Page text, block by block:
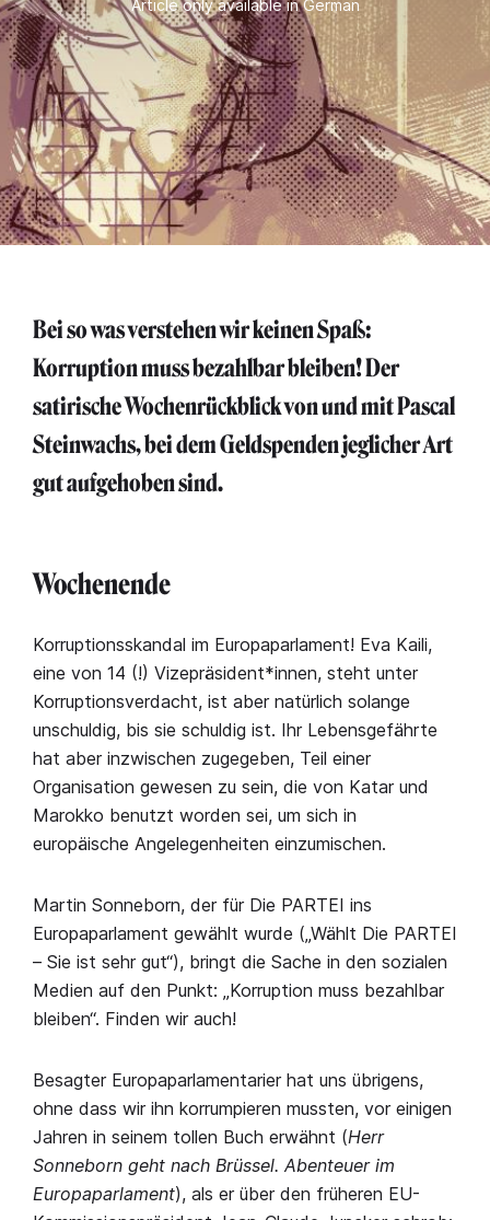
Article only available in German
Bei so was verstehen wir keinen Spaß:
Korruption muss bezahlbar bleiben! Der
satirische Wochenrückblick von und mit Pascal
Steinwachs, bei dem Geldspenden jeglicher Art
gut aufgehoben sind.
Wochenende
Korruptionsskandal im Europaparlament! Eva Kaili,
eine von 14 (!) Vizepräsident*innen, steht unter
Korruptionsverdacht, ist aber natürlich solange
unschuldig, bis sie schuldig ist. Ihr Lebensgefährte
hat aber inzwischen zugegeben, Teil einer
Organisation gewesen zu sein, die von Katar und
Marokko benutzt worden sei, um sich in
europäische Angelegenheiten einzumischen.
Martin Sonneborn, der für Die PARTEI ins
Europaparlament gewählt wurde („Wählt Die PARTEI
– Sie ist sehr gut“), bringt die Sache in den sozialen
Medien auf den Punkt: „Korruption muss bezahlbar
bleiben“. Finden wir auch!
Besagter Europaparlamentarier hat uns übrigens,
ohne dass wir ihn korrumpieren mussten, vor einigen
Jahren in seinem tollen Buch erwähnt (Herr
Sonneborn geht nach Brüssel. Abenteuer im
Europaparlament), als er über den früheren EU-